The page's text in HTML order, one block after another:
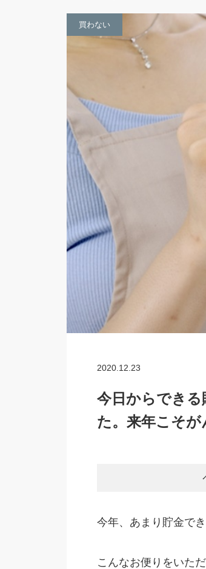
買わない
2020.12.23
今日からでき
た。来年こそが
今年、あまり貯金で
こんなお便りをいただ